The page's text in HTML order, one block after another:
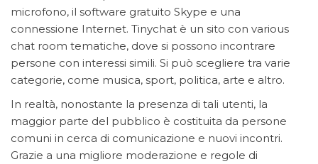
microfono, il software gratuito Skype e una
connessione Internet. Tinychat è un sito con various
chat room tematiche, dove si possono incontrare
persone con interessi simili. Si può scegliere tra varie
categorie, come musica, sport, politica, arte e altro.
In realtà, nonostante la presenza di tali utenti, la
maggior parte del pubblico è costituita da persone
comuni in cerca di comunicazione e nuovi incontri.
Grazie a una migliore moderazione e regole di